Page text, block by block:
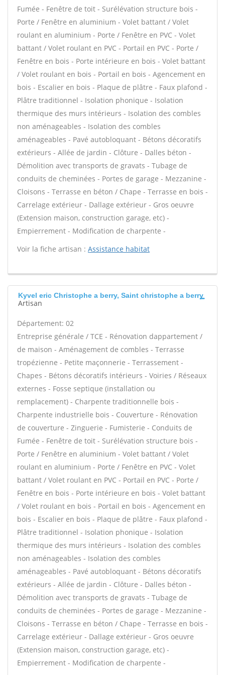
Fumée - Fenêtre de toit - Surélévation structure bois -
Porte / Fenêtre en aluminium - Volet battant / Volet
roulant en aluminium - Porte / Fenêtre en PVC - Volet
battant / Volet roulant en PVC - Portail en PVC - Porte /
Fenêtre en bois - Porte intérieure en bois - Volet battant
/ Volet roulant en bois - Portail en bois - Agencement en
bois - Escalier en bois - Plaque de plâtre - Faux plafond -
Plâtre traditionnel - Isolation phonique - Isolation
thermique des murs intérieurs - Isolation des combles
non aménageables - Isolation des combles
aménageables - Pavé autobloquant - Bétons décoratifs
extérieurs - Allée de jardin - Clôture - Dalles béton -
Démolition avec transports de gravats - Tubage de
conduits de cheminées - Portes de garage - Mezzanine -
Cloisons - Terrasse en béton / Chape - Terrasse en bois -
Carrelage extérieur - Dallage extérieur - Gros oeuvre
(Extension maison, construction garage, etc) -
Empierrement - Modification de charpente -
Voir la fiche artisan : Assistance habitat
Kyvel eric Christophe a berry, Saint christophe a berry
Artisan
Département: 02
Entreprise générale / TCE - Rénovation dappartement /
de maison - Aménagement de combles - Terrasse
tropézienne - Petite maçonnerie - Terrassement -
Chapes - Bétons décoratifs intérieurs - Voiries / Réseaux
externes - Fosse septique (installation ou
remplacement) - Charpente traditionnelle bois -
Charpente industrielle bois - Couverture - Rénovation
de couverture - Zinguerie - Fumisterie - Conduits de
Fumée - Fenêtre de toit - Surélévation structure bois -
Porte / Fenêtre en aluminium - Volet battant / Volet
roulant en aluminium - Porte / Fenêtre en PVC - Volet
battant / Volet roulant en PVC - Portail en PVC - Porte /
Fenêtre en bois - Porte intérieure en bois - Volet battant
/ Volet roulant en bois - Portail en bois - Agencement en
bois - Escalier en bois - Plaque de plâtre - Faux plafond -
Plâtre traditionnel - Isolation phonique - Isolation
thermique des murs intérieurs - Isolation des combles
non aménageables - Isolation des combles
aménageables - Pavé autobloquant - Bétons décoratifs
extérieurs - Allée de jardin - Clôture - Dalles béton -
Démolition avec transports de gravats - Tubage de
conduits de cheminées - Portes de garage - Mezzanine -
Cloisons - Terrasse en béton / Chape - Terrasse en bois -
Carrelage extérieur - Dallage extérieur - Gros oeuvre
(Extension maison, construction garage, etc) -
Empierrement - Modification de charpente -